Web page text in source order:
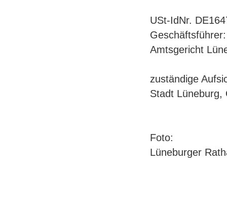
USt-IdNr.
Amtsgericht
zuständige
Stadt Lüneburg,
Foto:
Lüneburger